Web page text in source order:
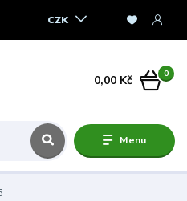
Menu
CZK
0
0,00 Kč